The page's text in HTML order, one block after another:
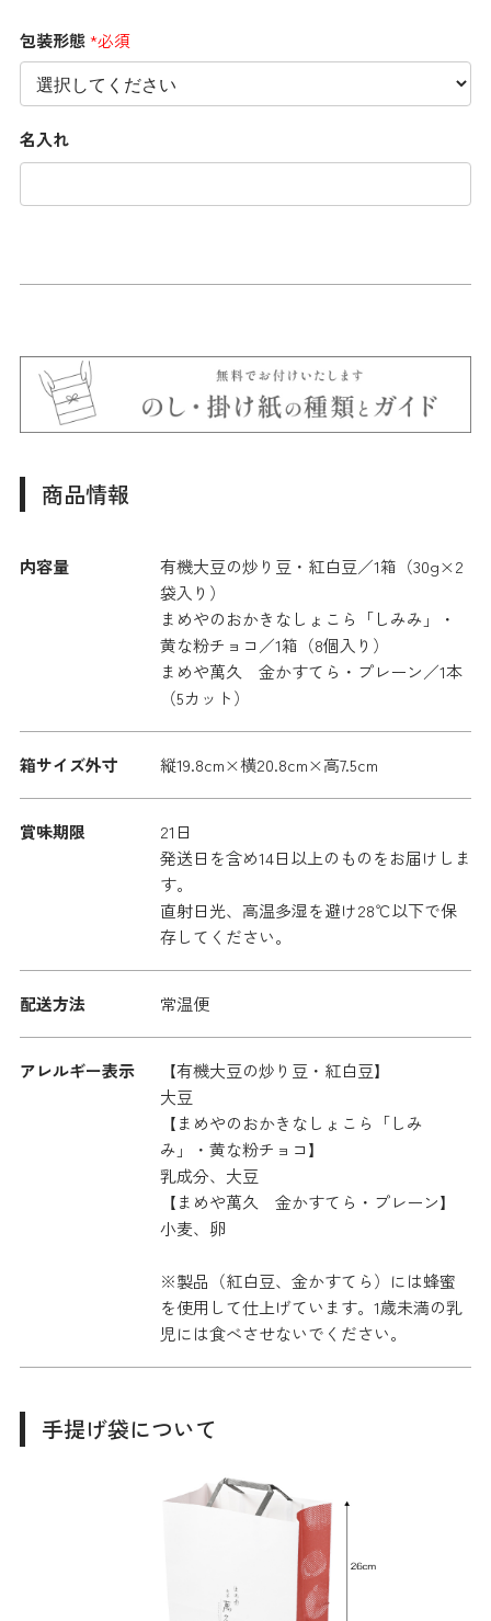
包装形態*必須
名入れ
商品情報
内容量
有機大豆の炒り豆・紅白豆／1箱（30g×2
袋入り）
まめやのおかきなしょこら「しみみ」・
黄な粉チョコ／1箱（8個入り）
まめや萬久 金かすてら・プレーン／1本
（5カット）
箱サイズ外寸 縦19.8cm×横20.8cm×高7.5cm
賞味期限
21日
発送日を含め14日以上のものをお届けしま
す。
直射日光、高温多湿を避け28℃以下で保
存してください。
配送方法 常温便
アレルギー表示
【有機大豆の炒り豆・紅白豆】
大豆
【まめやのおかきなしょこら「しみ
み」・黄な粉チョコ】
乳成分、大豆
【まめや萬久 金かすてら・プレーン】
小麦、卵
※製品（紅白豆、金かすてら）には蜂蜜
を使用して仕上げています。1歳未満の乳
児には食べさせないでください。
手提げ袋について